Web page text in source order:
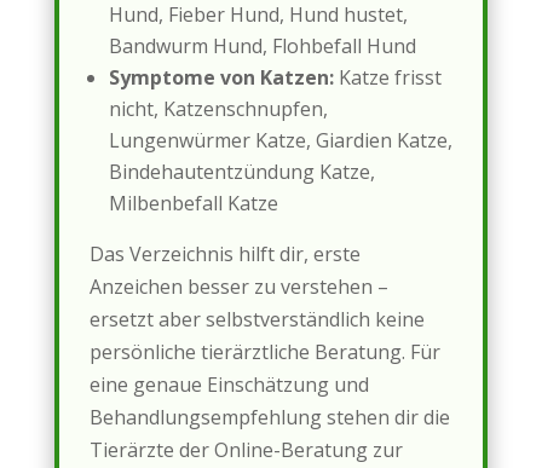
Hund, Fieber Hund, Hund hustet,
Bandwurm Hund, Flohbefall Hund
Symptome von Katzen:Katze frisst
nicht, Katzenschnupfen,
Lungenwürmer Katze, Giardien Katze,
Bindehautentzündung Katze,
Milbenbefall Katze
Das Verzeichnis hilft dir, erste
Anzeichen besser zu verstehen –
ersetzt aber selbstverständlich keine
persönliche tierärztliche Beratung. Für
eine genaue Einschätzung und
Behandlungsempfehlung stehen dir die
Tierärzte der Online-Beratung zur